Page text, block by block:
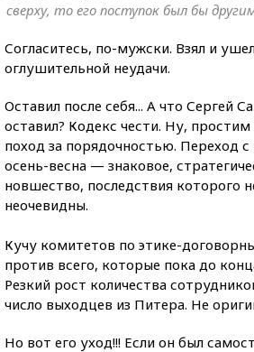
сверху, то его поступок был бы
Согласитесь, по-мужски. Взял и
оглушительной неудачи.
Оставил после себя... А что Сергей
оставил? Кодекс чести. Ну,
поход за порядочностью. Переход
осень-весна — знаковое,
новшество, последствия которого
неочевидны.
Кучу комитетов по этике-
против всего, которые пока до
Резкий рост количества
число выходцев из Питера. Не
Но вот его уход!!! Если он был